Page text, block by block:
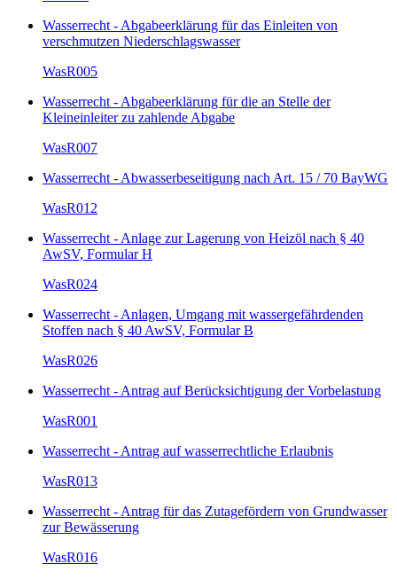
Wasserrecht - Abgabeerklärung für das Einleiten von
verschmutzen Niederschlagswasser
WasR005
Wasserrecht - Abgabeerklärung für die an Stelle der
Kleineinleiter zu zahlende Abgabe
WasR007
Wasserrecht - Abwasserbeseitigung nach Art. 15 / 70 BayWG
WasR012
Wasserrecht - Anlage zur Lagerung von Heizöl nach § 40
AwSV, Formular H
WasR024
Wasserrecht - Anlagen, Umgang mit wassergefährdenden
Stoffen nach § 40 AwSV, Formular B
WasR026
Wasserrecht - Antrag auf Berücksichtigung der Vorbelastung
WasR001
Wasserrecht - Antrag auf wasserrechtliche Erlaubnis
WasR013
Wasserrecht - Antrag für das Zutagefördern von Grundwasser
zur Bewässerung
WasR016